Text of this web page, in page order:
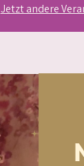
Jetzt andere